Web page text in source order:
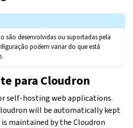
são desenvolvidas ou suportadas pela
podem variar do que está
para Cloudron
self-hosting web applications.
will be automatically kept
maintained by the Cloudron